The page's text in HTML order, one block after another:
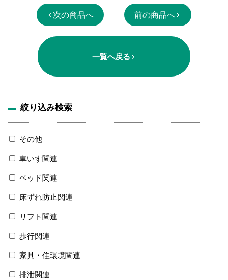
次の商品へ 前の商品へ
一覧へ戻る
絞り込み検索
その他
車いす関連
ベッド関連
床ずれ防止関連
リフト関連
歩行関連
家具・住環境関連
排泄関連